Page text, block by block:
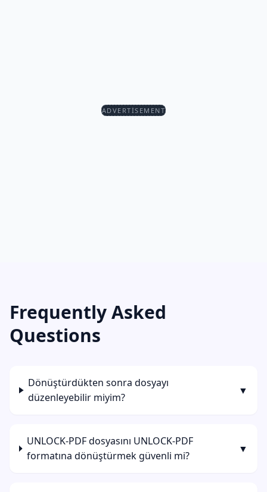
ADVERTISEMENT
Frequently Asked
Questions
Dönüştürdükten sonra dosyayı
düzenleyebilir miyim?
▼
UNLOCK-PDF dosyasını UNLOCK-PDF
formatına dönüştürmek güvenli mi?
▼